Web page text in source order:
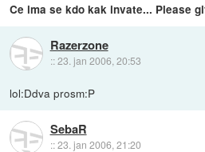
Ce ima se kdo kak invate... Please
Razerzone
::23. jan 2006, 20:53
lol:Ddva prosm:P
SebaR
::23. jan 2006, 21:20